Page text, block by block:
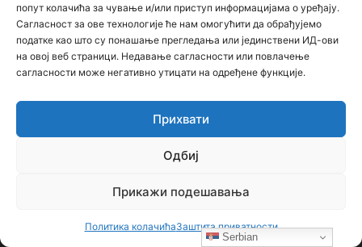
попут колачића за чување и/или приступ информацијама о уређају.
Сагласност за ове технологије ће нам омогућити да обрађујемо
податке као што су понашање прегледања или јединствени ИД-ови
на овој веб страници. Недавање сагласности или повлачење
сагласности може негативно утицати на одређене функције.
Прихвати
Одбиј
Прикажи подешавања
Политика колачићаЗаштита приватности
администратор – bojanic73@gmail.com
…
утицајем ни једне политичке опције или организације. Сајт није
профитабилан, заснива се на добровољном раду.
Serbian